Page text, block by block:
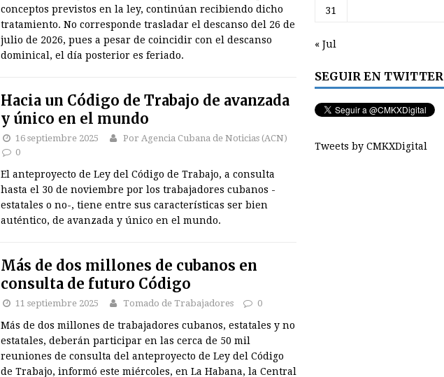
conceptos previstos en la ley, continúan recibiendo dicho
tratamiento. No corresponde trasladar el descanso del 26 de
julio de 2026, pues a pesar de coincidir con el descanso
dominical, el día posterior es feriado.
Hacia un Código de Trabajo de avanzada
y único en el mundo
16 septiembre 2025
Por Agencia Cubana de Noticias (ACN)
0
El anteproyecto de Ley del Código de Trabajo, a consulta
hasta el 30 de noviembre por los trabajadores cubanos -
estatales o no-, tiene entre sus características ser bien
auténtico, de avanzada y único en el mundo.
Más de dos millones de cubanos en
consulta de futuro Código
11 septiembre 2025 Tomado de Trabajadores 0
Más de dos millones de trabajadores cubanos, estatales y no
estatales, deberán participar en las cerca de 50 mil
reuniones de consulta del anteproyecto de Ley del Código
de Trabajo, informó este miércoles, en La Habana, la Central
31
« Jul
SEGUIR EN TWITTER
Tweets by CMKXDigital